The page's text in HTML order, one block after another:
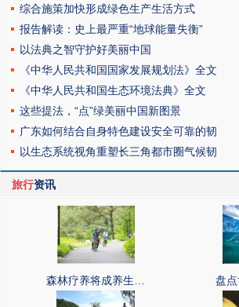
综合施策加快形成绿色生产生活方式
报告解读：史上最严重“地球能量失衡”
以法典之智守护好美丽中国
《中华人民共和国国家发展规划法》全文
《中华人民共和国生态环境法典》全文
这些提法，“点”绿美丽中国新图景
广东如何结合自身特色建设安全可靠的韧
以生态系统视角重塑长三角都市圈气候韧
旅行资讯
森林疗养将成养生… 盘点